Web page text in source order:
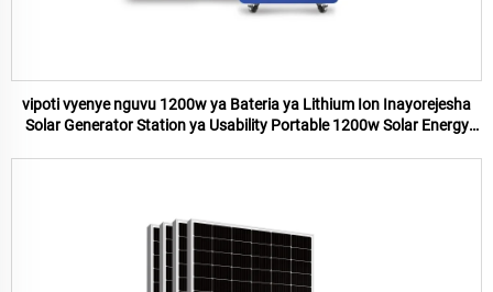
vipoti vyenye nguvu 1200w ya Bateria ya Lithium Ion Inayorejesha
Solar Generator Station ya Usability Portable 1200w Solar Energy